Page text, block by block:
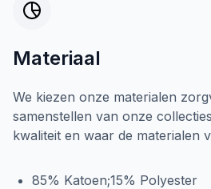
Materiaal
We kiezen onze materialen
samenstellen van onze
kwaliteit en waar de materialen
85% Katoen;15% Polyester